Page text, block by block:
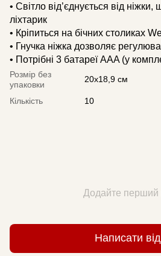
• Світло від’єднується від
ліхтарик
• Кріпиться на бічних столиках
• Гнучка ніжка дозволяє
• Потрібні 3 батареї AAA (у
Розмір без
упаковки
20х18,9 см
Кількість 10
Додайте перший
Написати